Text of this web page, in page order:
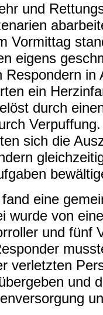
und
Vormittag
eigens
Respondern in
ein
durch
sich die
eine
wurde von
und fünf
verletzten
und